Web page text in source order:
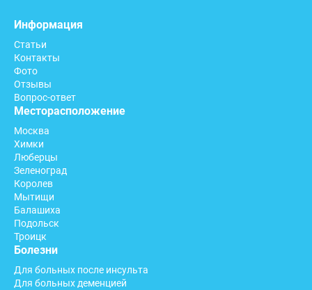
Информация
Статьи
Контакты
Фото
Отзывы
Вопрос-ответ
Месторасположение
Москва
Химки
Люберцы
Зеленоград
Королев
Мытищи
Балашиха
Подольск
Троицк
Болезни
Для больных после инсульта
Для больных деменцией